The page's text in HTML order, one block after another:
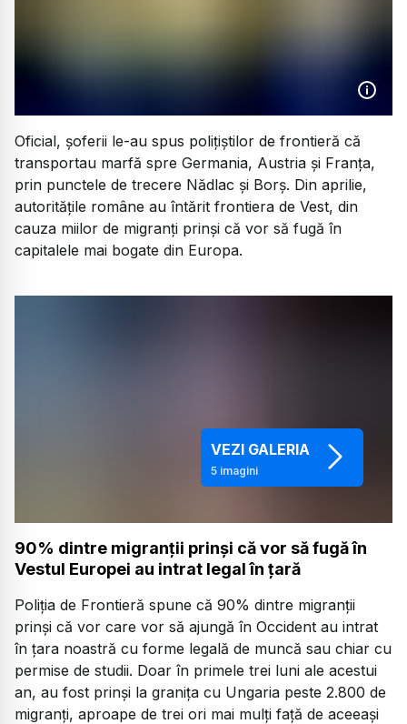
Oficial, șoferii le-au spus polițiștilor de frontieră că
transportau marfă spre Germania, Austria și Franța,
prin punctele de trecere Nădlac și Borș. Din aprilie,
autoritățile române au întărit frontiera de Vest, din
cauza miilor de migranți prinși că vor să fugă în
capitalele mai bogate din Europa.
VEZI GALERIA
5imagini
90% dintre migranții prinși că vor să fugă în
Vestul Europei au intrat legal în țară
Poliția de Frontieră spune că 90% dintre migranții
prinși că vor care vor să ajungă în Occident au intrat
în țara noastră cu forme legală de muncă sau chiar cu
permise de studii. Doar în primele trei luni ale acestui
an, au fost prinși la granița cu Ungaria peste 2.800 de
migranți, aproape de trei ori mai mulți față de aceeași